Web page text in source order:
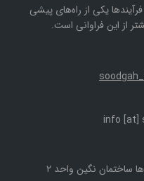
یکی از راه‌های پیشی
از این فراوانی است.
s
ساختمان نگین واحد ۲